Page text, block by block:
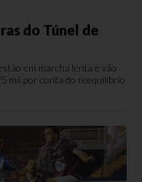
do Túnel de
em marcha lenta e vão
mil por conta do reequilíbrio